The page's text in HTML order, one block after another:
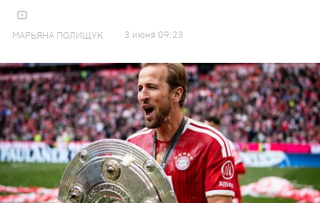
МАРЬЯНА ПОЛИЩУК 3 июня 09:23